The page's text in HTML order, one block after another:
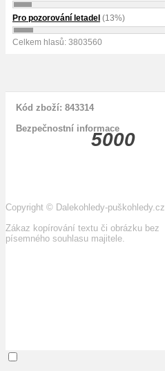
Pro pozorování letadel (13%)
Celkem hlasů: 3803560
5000
Kód zboží: 843314
Bezpečnostní informace
Copyright © Dalekohledy-puškohledy.cz
Zákaz kopírování textu či obrázku bez
písemného souhlasu majitele.